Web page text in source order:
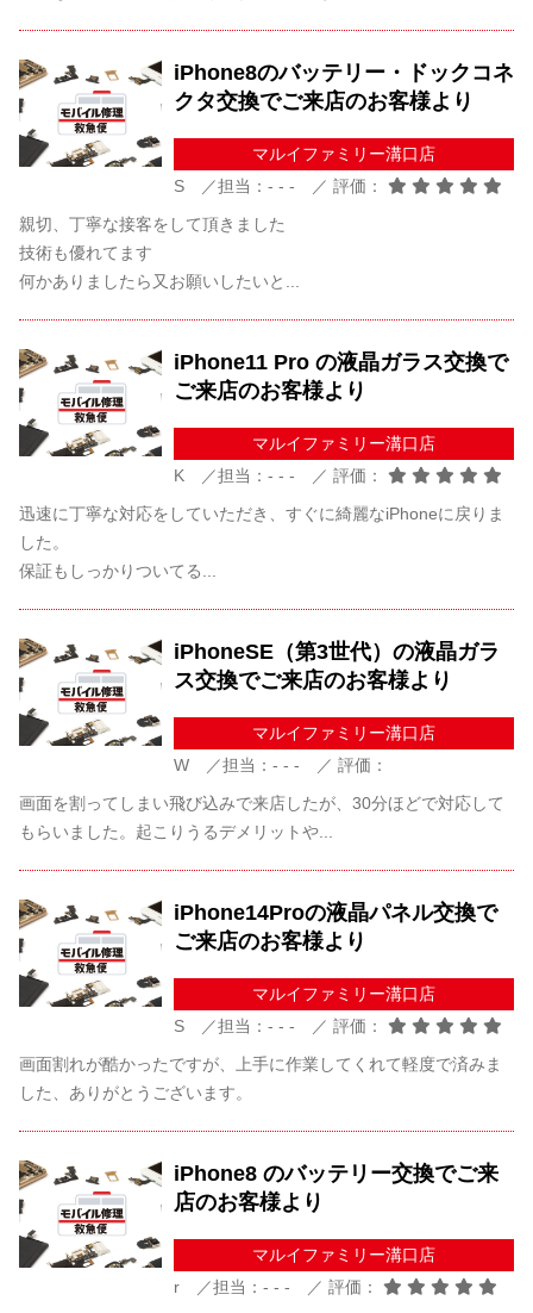
iPhone8のバッテリー・ドックコネ
クタ交換でご来店のお客様より
マルイファミリー溝口店
S ／担当：- - - ／ 評価：
親切、丁寧な接客をして頂きました
技術も優れてます
何かありましたら又お願いしたいと...
iPhone11 Pro の液晶ガラス交換で
ご来店のお客様より
マルイファミリー溝口店
K ／担当：- - - ／ 評価：
迅速に丁寧な対応をしていただき、すぐに綺麗なiPhoneに戻りま
した。
保証もしっかりついてる...
iPhoneSE（第3世代）の液晶ガラ
ス交換でご来店のお客様より
マルイファミリー溝口店
W ／担当：- - - ／ 評価：
画面を割ってしまい飛び込みで来店したが、30分ほどで対応して
もらいました。起こりうるデメリットや...
iPhone14Proの液晶パネル交換で
ご来店のお客様より
マルイファミリー溝口店
S ／担当：- - - ／ 評価：
画面割れが酷かったですが、上手に作業してくれて軽度で済みま
した、ありがとうございます。
iPhone8 のバッテリー交換でご来
店のお客様より
マルイファミリー溝口店
r ／担当：- - - ／ 評価：